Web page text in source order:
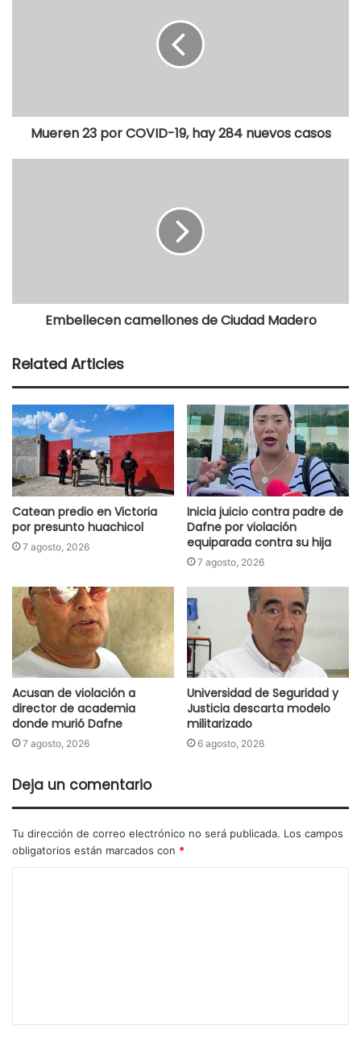
Mueren 23 por COVID-19, hay 284 nuevos casos
Embellecen camellones de Ciudad Madero
Related Articles
Catean predio en Victoria
por presunto huachicol
7 agosto, 2026
Inicia juicio contra padre de
Dafne por violación
equiparada contra su hija
7 agosto, 2026
Acusan de violación a
director de academia
donde murió Dafne
7 agosto, 2026
Universidad de Seguridad y
Justicia descarta modelo
militarizado
6 agosto, 2026
Deja un comentario
Tu dirección de correo electrónico no será publicada. Los campos
obligatorios están marcados con *